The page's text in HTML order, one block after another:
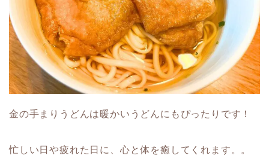
金の手まりうどんは暖かいうどんにもぴったりです！
忙しい日や疲れた日に、心と体を癒してくれます。。